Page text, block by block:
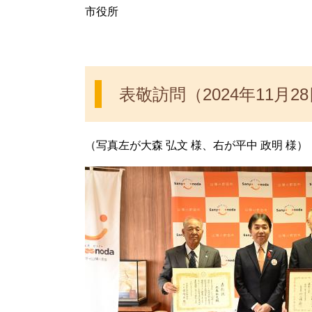
市役所
表敬訪問（2024年11月
（写真左が大森 弘文 様、右が平中 政明 様）